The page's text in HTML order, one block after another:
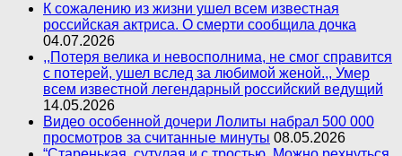
К сожалению из жизни ушел всем известная
российская актриса. О смерти сообщила дочка
04.07.2026
,,Потеря велика и невосполнима, не смог справится
с потерей, ушел вслед за любимой женой.,, Умер
всем известной легендарный российский ведущий
14.05.2026
Видео особенной дочери Лолиты набрал 500 000
просмотров за считанные минуты 08.05.2026